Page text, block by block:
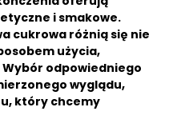
i smakowe.
cukrowa różnią się nie
użycia,
odpowiedniego
wyglądu,
który chcemy